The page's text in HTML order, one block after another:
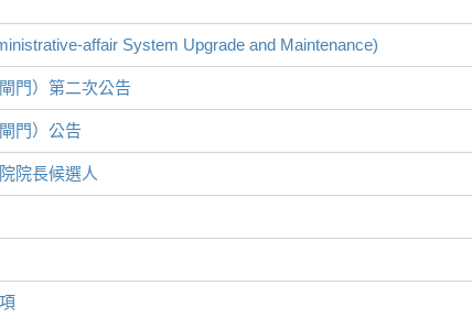
affair System Upgrade and Maintenance)
門）第二次公告
門）公告
院長候選人